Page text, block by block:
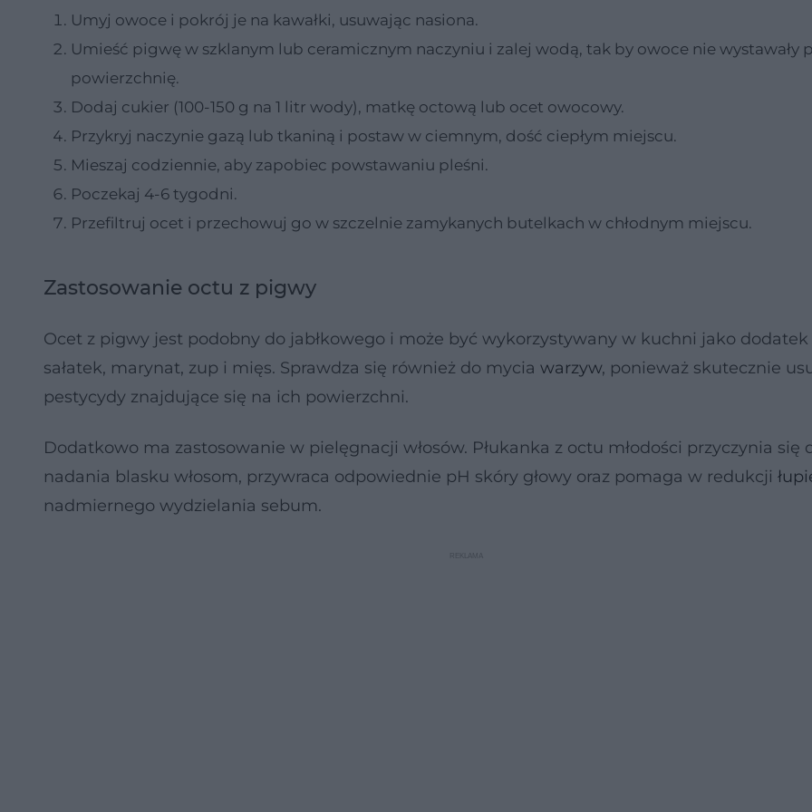
Umyj owoce i pokrój je na kawałki, usuwając nasiona.
Umieść pigwę w szklanym lub ceramicznym naczyniu i zalej wodą, tak by owoce nie wystawały
powierzchnię.
Dodaj cukier (100-150 g na 1 litr wody), matkę octową lub ocet owocowy.
Przykryj naczynie gazą lub tkaniną i postaw w ciemnym, dość ciepłym miejscu.
Mieszaj codziennie, aby zapobiec powstawaniu pleśni.
Poczekaj 4-6 tygodni.
Przefiltruj ocet i przechowuj go w szczelnie zamykanych butelkach w chłodnym miejscu.
Zastosowanie octu z pigwy
Ocet z pigwy jest podobny do jabłkowego i może być wykorzystywany w kuchni jako dodatek
sałatek, marynat, zup i mięs. Sprawdza się również do mycia warzyw, ponieważ skutecznie
pestycydy znajdujące się na ich powierzchni.
Dodatkowo ma zastosowanie w pielęgnacji włosów. Płukanka z octu młodości przyczynia się
nadania blasku włosom, przywraca odpowiednie pH skóry głowy oraz pomaga w redukcji
nadmiernego wydzielania sebum.